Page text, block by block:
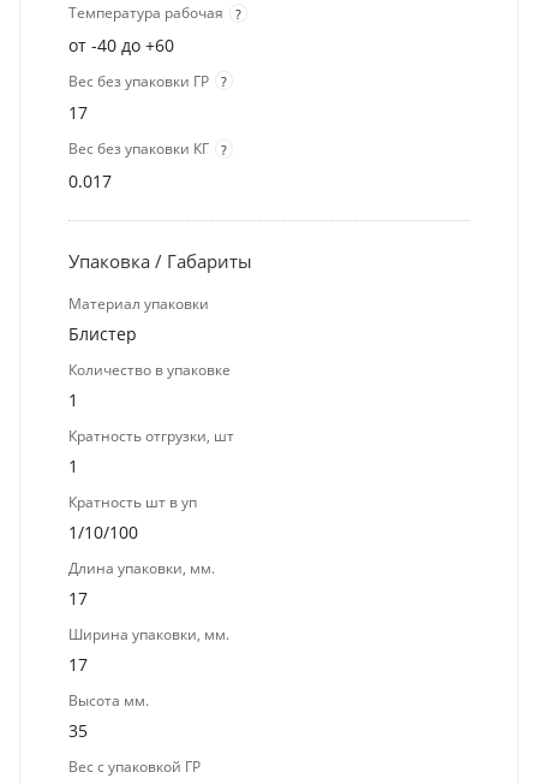
Температура рабочая ?
от -40 до +60
Вес без упаковки ГР ?
17
Вес без упаковки КГ ?
0.017
Упаковка / Габариты
Материал упаковки
Блистер
Количество в упаковке
1
Кратность отгрузки, шт
1
Кратность шт в уп
1/10/100
Длина упаковки, мм.
17
Ширина упаковки, мм.
17
Высота мм.
35
Вес с упаковкой ГР